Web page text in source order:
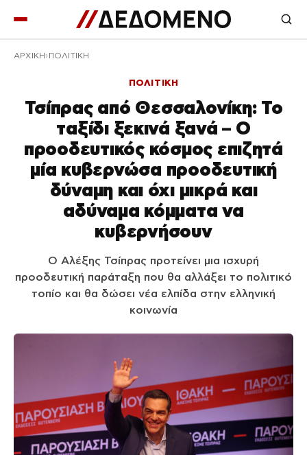
ΑΡΧΙΚΉ ΠΟΛΙΤΙΚΗ
ΠΟΛΙΤΙΚΗ
Τσίπρας από Θεσσαλονίκη: Το
ταξίδι ξεκινά ξανά – Ο
προοδευτικός κόσμος επιζητά
μία κυβερνώσα προοδευτική
δύναμη και όχι μικρά και
αδύναμα κόμματα να
κυβερνήσουν
Ο Αλέξης Τσίπρας προτείνει μια ισχυρή
προοδευτική παράταξη που θα αλλάξει το πολιτικό
τοπίο και θα δώσει νέα ελπίδα στην ελληνική
κοινωνία